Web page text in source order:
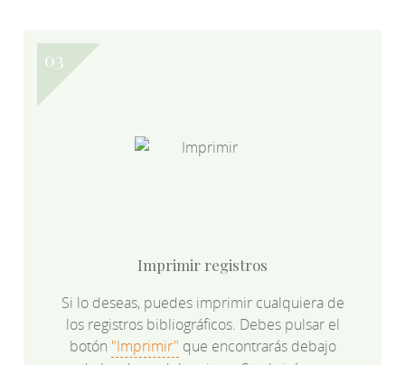
Imprimir registros
Si lo deseas, puedes imprimir cualquiera de
los registros bibliográficos. Debes pulsar el
botón "Imprimir" que encontrarás debajo